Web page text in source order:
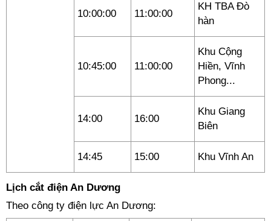
10:00:00 11:00:00
KH TBA Đò
hàn
10:45:00 11:00:00
Khu Cộng
Hiền, Vĩnh
Phong...
14:00 16:00
Khu Giang
Biên
14:45 15:00 Khu Vĩnh An
Lịch cắt điện An Dương
Theo công ty điện lực An Dương: